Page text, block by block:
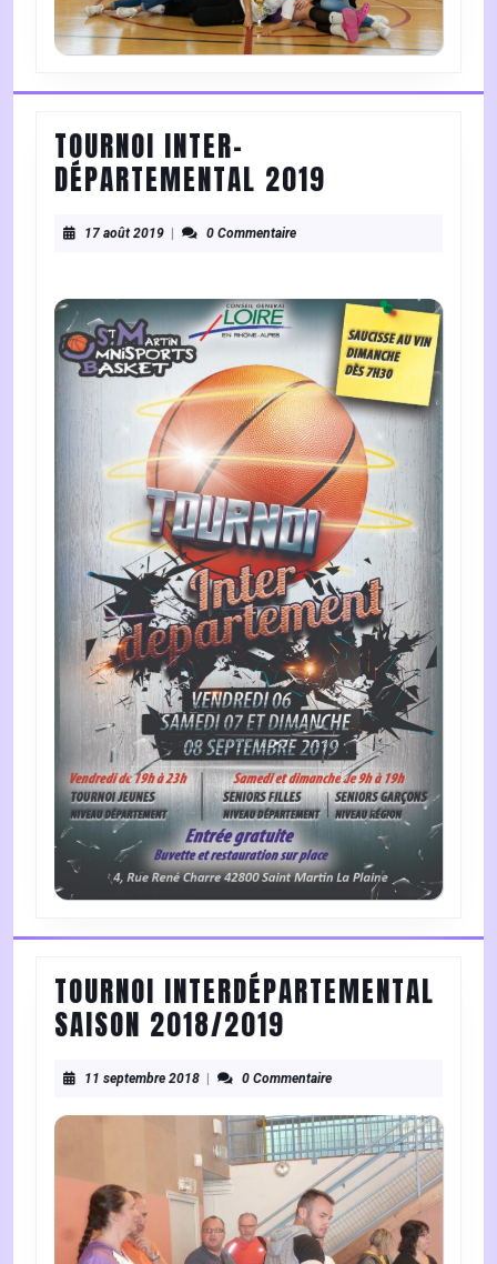
TOURNOI INTER-
DÉPARTEMENTAL 2019
17 août 201917| 0 Commentaire
TOURNOI INTERDÉPARTEMENTAL
SAISON 2018/2019
SAISON
2018/2019
11 septembre 201811
2018
0 Commentaire